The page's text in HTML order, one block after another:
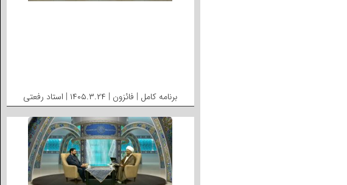
برنامه کامل | فائزون | ۱۴۰۵.۳.۲۴ | استاد رفعتی